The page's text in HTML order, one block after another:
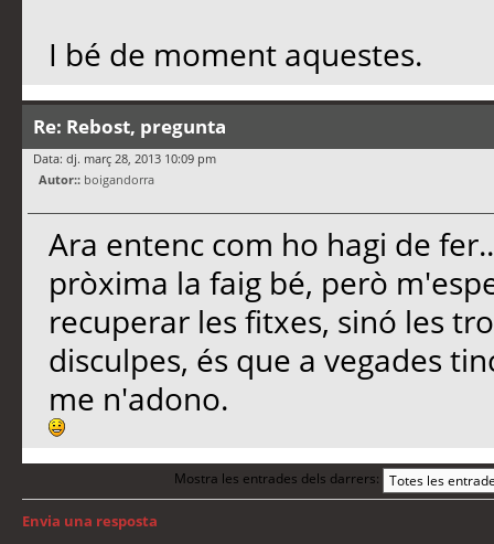
I bé de moment aquestes.
Re: Rebost, pregunta
Data: dj. març 28, 2013 10:09 pm
Autor:: boigandorra
Ara entenc com ho hagi de
pròxima la faig bé, però
recuperar les fitxes, sinó les
disculpes, és que a vegades
me n'adono.
Mostra les entrades dels darrers:
Envia una resposta